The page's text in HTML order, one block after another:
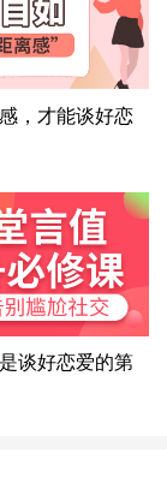
，已获得专属情感
12分钟前
，已获得专属情感
3分钟前
咨询，已获得专属
28分钟前
，才能谈好恋
谈好恋爱的第